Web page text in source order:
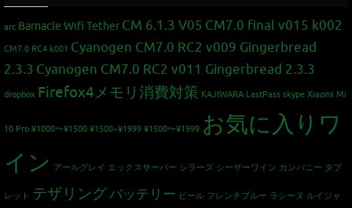
arc Barnacle Wifi Tether CM 6.1.3 V05 CM7.0 final v015 k002
CM7.0 RC4 k001 Cyanogen CM7.0 RC2 v009 Gingerbread
2.3.3 Cyanogen CM7.0 RC2 v011 Gingerbread 2.3.3
dropbox Firefox4メモリ消費対策 KAJIWARA LastPass skype Xiaomi Mi
10 Pro ¥1000〜¥1500 ¥1500~¥1999 ¥1500〜¥1999 お気に入りワ
イン アールグレイ エックスサーバー シラーズ シーザーワイン カンパニー タブ
レット テザリングバッテリー ビール フレンチブルー ラシーヌ ルイジャ